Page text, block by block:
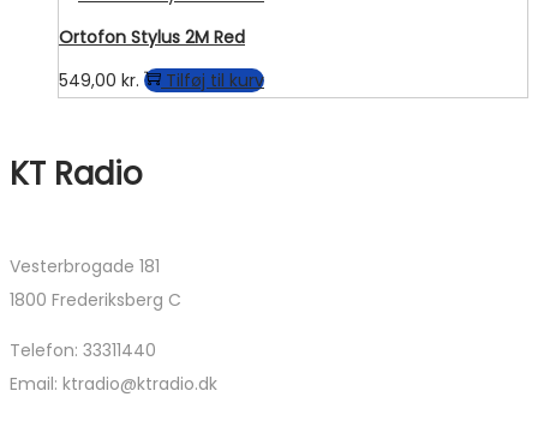
Ortofon Stylus 2M Red
549,00 kr. Tilføj til kurv
KT Radio
Vesterbrogade 181
1800 Frederiksberg C
Telefon: 33311440
Email: ktradio@ktradio.dk